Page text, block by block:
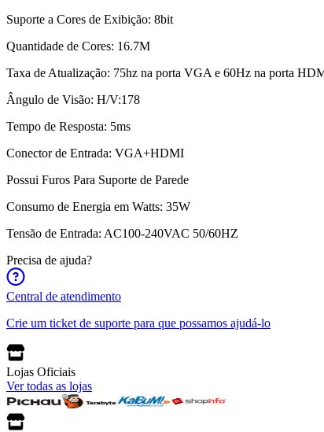
Suporte a Cores de Exibição: 8bit
Quantidade de Cores: 16.7M
Taxa de Atualização: 75hz na porta VGA e 60Hz na porta
Ângulo de Visão: H/V:178
Tempo de Resposta: 5ms
Conector de Entrada: VGA+HDMI
Possui Furos Para Suporte de Parede
Consumo de Energia em Watts: 35W
Tensão de Entrada: AC100-240VAC 50/60HZ
Precisa de ajuda?
Central de atendimento
Crie um ticket de suporte para que possamos ajudá-lo
Lojas Oficiais
Ver todas as lojas